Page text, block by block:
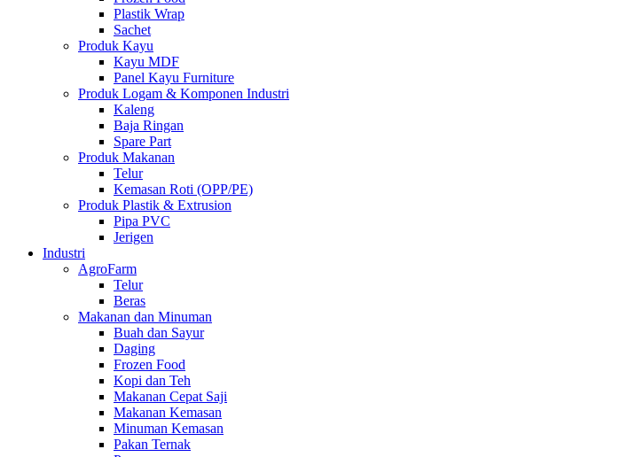
Plastik Wrap
Sachet
Produk Kayu
Kayu MDF
Panel Kayu Furniture
Produk Logam & Komponen Industri
Kaleng
Baja Ringan
Spare Part
Produk Makanan
Telur
Kemasan Roti (OPP/PE)
Produk Plastik & Extrusion
Pipa PVC
Jerigen
Industri
AgroFarm
Telur
Beras
Makanan dan Minuman
Buah dan Sayur
Daging
Frozen Food
Kopi dan Teh
Makanan Cepat Saji
Makanan Kemasan
Minuman Kemasan
Pakan Ternak